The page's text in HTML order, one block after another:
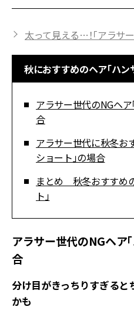
太って見える…！「アラサ
秋におすすめのヘア「ハン
アラサー世代のNGヘア
合
アラサー世代に秋冬お
ショート」の場合
まとめ 秋冬おすすめ
ト」
アラサー世代のNGヘア
合
分け目がきっちりすぎる
かも